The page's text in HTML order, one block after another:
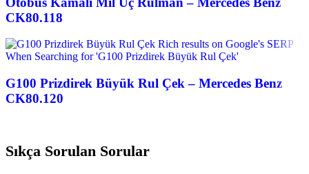
CK80.118
G100 Prizdirek Büyük Rul Çek – Mercedes Benz
CK80.120
Sıkça Sorulan Sorular